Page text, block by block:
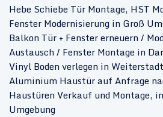
Hebe Schiebe Tür Montage, HST
Fenster Modernisierung in Groß
Balkon Tür + Fenster erneuern /
Austausch / Fenster Montage in
Vinyl Boden verlegen in Weiterstadt
Aluminium Haustür auf Anfrage
Haustüren Verkauf und Montage,
Umgebung